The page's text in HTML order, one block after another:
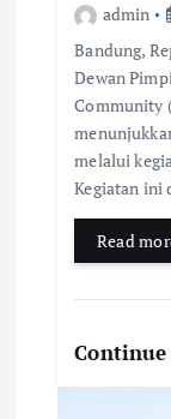
admin
Bandung,
Dewan
Community
melalui
Kegiatan ini
Read